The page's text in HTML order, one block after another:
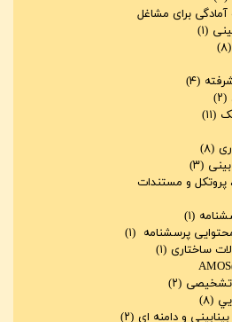
برای مشاغل
(۱)
(۸)
(۴)
(۲)
(۱۱)
(۸)
(۳)
پروتکل و مستندات
(۱)
پرسشنامه (۱)
ساختاری (۱)
تشخیصی (۲)
(۸)
و دامنه اي (۲)